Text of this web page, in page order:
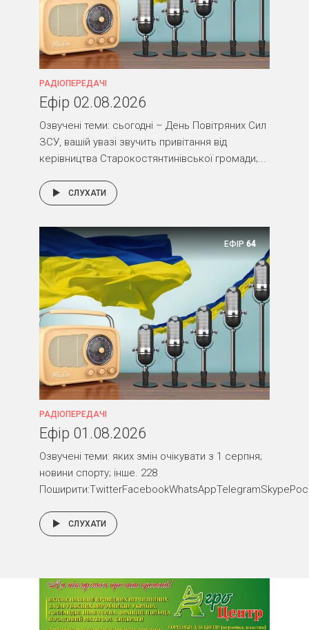
РАДІОПЕРЕДАЧІ
Ефір 02.08.2026
Озвучені теми: сьогодні – День Повітряних Сил
ЗСУ, вашій увазі звучить привітання від
керівництва Старокостянтинівської громади;...
СЛУХАТИ
ЕФІР 64
РАДІОПЕРЕДАЧІ
Ефір 01.08.2026
Озвучені теми: яких змін очікувати з 1 серпня;
новини спорту; інше. 228
СЛУХАТИ